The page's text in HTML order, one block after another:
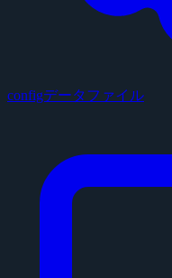
configデータファイル